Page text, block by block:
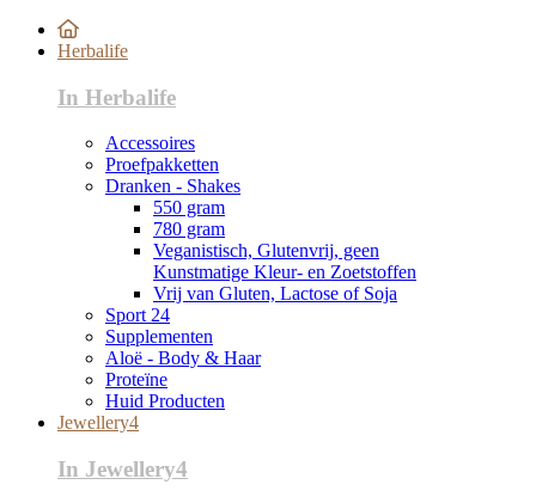
Herbalife
In Herbalife
Accessoires
Proefpakketten
Dranken - Shakes
550 gram
780 gram
Veganistisch, Glutenvrij, geen
Kunstmatige Kleur- en Zoetstoffen
Vrij van Gluten, Lactose of Soja
Sport 24
Supplementen
Aloë - Body & Haar
Proteïne
Huid Producten
Jewellery4
In Jewellery4